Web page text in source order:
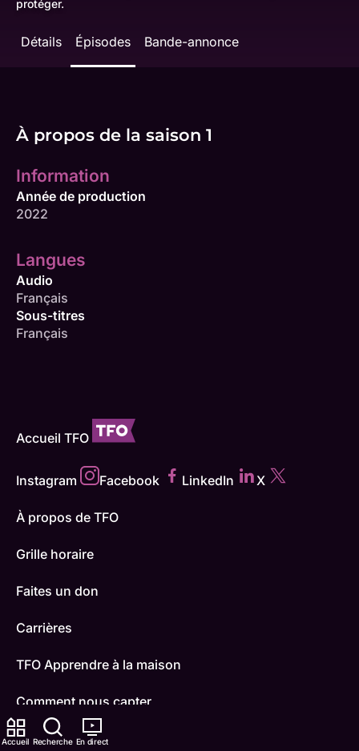
Accueil Recherche En direct
protéger.
Détails Épisodes Bande-annonce
À propos de la saison 1
Information
Année de production
2022
Langues
Audio
Français
Sous-titres
Français
Accueil TFO
Instagram Facebook LinkedIn X
À propos de TFO
Grille horaire
Faites un don
Carrières
TFO Apprendre à la maison
Comment nous capter
Contactez-nous